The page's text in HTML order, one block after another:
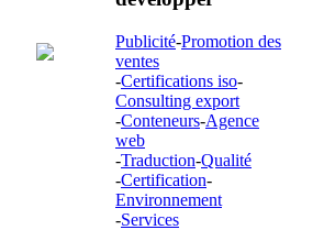
Publicité-Promotion des
ventes
-Certifications iso-
Consulting export
-Conteneurs-Agence
web
-Traduction-Qualité
-Certification-
Environnement
-Services